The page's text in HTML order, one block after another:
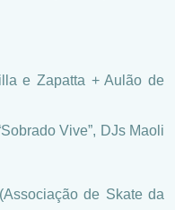
e Zapatta + Aulão de
Vive”, DJs Maoli
de Skate da